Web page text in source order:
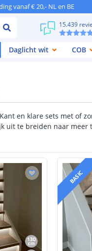
vanaf € 20,- NL en BE
15.439
Daglicht wit COB
en klare sets met of
uit te breiden naar meer
BASIC